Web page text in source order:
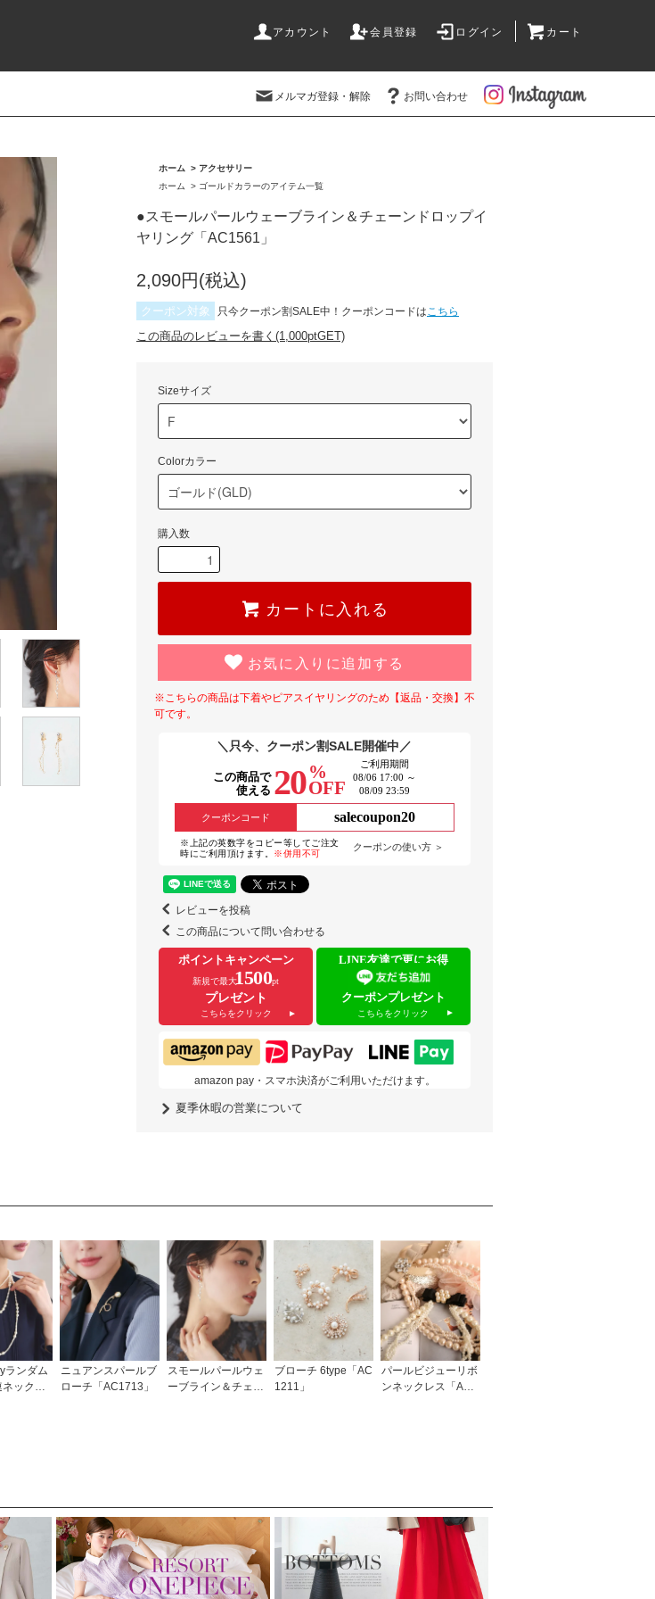
アカウント 会員登録 ログイン カート
メルマガ登録・解除 お問い合わせ
ホーム > アクセサリー
ホーム
> ゴールドカラーのアイテム一覧
●スモールパールウェーブライン＆チェーンドロップイ
ヤリング「AC1561」
2,090円(税込)
クーポン対象 只今クーポン割SALE中！クーポンコードはこちら
この商品のレビューを書く(1,000ptGET)
Sizeサイズ
Colorカラー
購入数
カートに入れる
お気に入りに追加する
※こちらの商品は下着やピアスイヤリングのため【返品・交換】不
可です。
＼只今、クーポン割SALE開催中／
この商品で
使える 20 %
OFF
ご利用期間
08/06 17:00 ～
08/09 23:59
クーポンコード salecoupon20
※上記の英数字をコピー等してご注文
時にご利用頂けます。 ※併用不可
クーポンの使い方 ＞
レビューを投稿
この商品について問い合わせる
ポイントキャンペーン
新規で最大1500pt
プレゼント
こちらをクリック
LINE友達で更にお得
クーポンプレゼント
こちらをクリック
amazon pay・スマホ決済がご利用いただけます。
夏季休暇の営業について
ランダム
ックレ
ニュアンスパールブ
ローチ「AC1713」
スモールパールウェ
ーブライン＆チェー
ブローチ 6type「AC
1211」
パールビジューリボ
ンネックレス「AC3